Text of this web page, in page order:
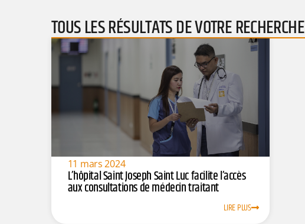
TOUS LES RÉSULTATS DE VOTRE RECHERCHE
11 mars 2024
L’hôpital Saint Joseph Saint Luc facilite l’accès
aux consultations de médecin traitant
LIRE PLUS